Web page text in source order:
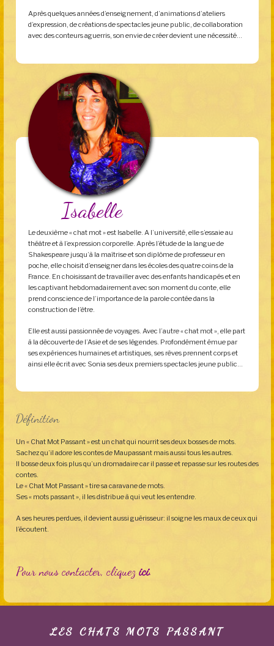
Après quelques années d’enseignement, d’animations d’ateliers
d’expression, de créations de spectacles jeune public, de collaboration
avec des conteurs aguerris, son envie de créer devient une nécessité…
Isabelle
Le deuxième « chat mot » est Isabelle. A l’université, elle s’essaie au
théâtre et à l’expression corporelle. Après l’étude de la langue de
Shakespeare jusqu’à la maîtrise et son diplôme de professeur en
poche, elle choisit d’enseigner dans les écoles des quatre coins de la
France. En choisissant de travailler avec des enfants handicapés et en
les captivant hebdomadairement avec son moment du conte, elle
prend conscience de l’importance de la parole contée dans la
construction de l’être.
Elle est aussi passionnée de voyages. Avec l’autre « chat mot », elle part
à la découverte de l’Asie et de ses légendes. Profondément émue par
ses expériences humaines et artistiques, ses rêves prennent corps et
ainsi elle écrit avec Sonia ses deux premiers spectacles jeune public…
Définition
Un « Chat Mot Passant » est un chat qui nourrit ses deux bosses de mots.
Sachez qu’il adore les contes de Maupassant mais aussi tous les autres.
Il bosse deux fois plus qu’un dromadaire car il passe et repasse sur les routes des
contes.
Le « Chat Mot Passant » tire sa caravane de mots.
Ses « mots passant », il les distribue à qui veut les entendre.
A ses heures perdues, il devient aussi guérisseur: il soigne les maux de ceux qui
l’écoutent.
Pour nous contacter, cliquezici.
LES CHATS MOTS PASSANT